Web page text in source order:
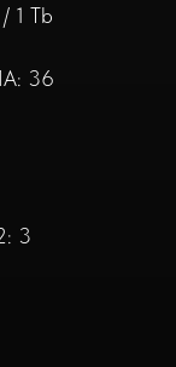
1 Tb
36
3